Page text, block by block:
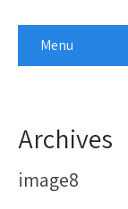
Menu
Archives
image8